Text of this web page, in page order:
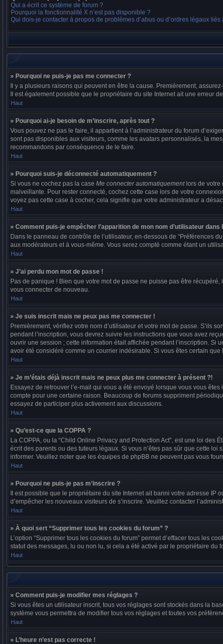
Qui a écrit ce système de forum ?
Pourquoi la fonctionnalité X n’est pas disponible ?
Qui dois-je contacter à propos de problèmes d’abus ou d’ordres légaux liés
» Pourquoi ne puis-je pas me connecter ?
Il y a plusieurs raisons qui peuvent en être la cause. Premièrement,
Il est également possible que le propriétaire du site Internet ait une erreur
Haut
» Pourquoi ai-je besoin de m’inscrire, après tout ?
Vous pouvez ne pas le faire, il appartient à l’administrateur du forum
sont pas disponibles aux visiteurs, comme les avatars personnalisés, la
recommandons par conséquence de le faire.
Haut
» Pourquoi suis-je déconnecté automatiquement ?
Si vous ne cochez pas la case Me connecter automatiquementlors de votre
malveillante. Pour rester connecté, cochez cette case lors de votre
voyez pas cette case à cocher, cela signifie que votre administrateur a
Haut
» Comment puis-je empêcher l’apparition de mon nom d’utilisateur
Dans le panneau de contrôle de l’utilisateur, en-dessous de “Préférences
aux modérateurs et à vous-même. Vous serez compté comme étant un
Haut
» J’ai perdu mon mot de passe !
Pas de panique ! Bien que votre mot de passe ne puisse pas être
vous connecter de nouveau.
Haut
» Je suis inscrit mais ne peux pas me connecter !
Premièrement, vérifiez votre nom d’utilisateur et votre mot de passe. S’ils
pendant l’inscription, vous devrez suivre les instructions que vous avez
ouvrir une session ; cette information était affichée pendant l’inscription. Si
avoir été considéré comme un courrier indésirable. Si vous êtes certain
Haut
» Je m’étais déjà inscrit mais ne peux plus me connecter à présent ?!
Essayez de retrouver l’e-mail qui vous a été envoyé lorsque vous vous
compte pour une certaine raison. Beaucoup de forums suppriment
essayez de participer plus activement aux discussions.
Haut
» Qu’est-ce que la COPPA ?
La COPPA, ou la “Child Online Privacy and Protection Act”, est une loi
écrit des parents ou des tuteurs légaux. Si vous n’êtes pas sûr que cette
informer. Veuillez noter que les équipes de phpBB ne peuvent pas vous
Haut
» Pourquoi ne puis-je pas m’inscrire ?
Il est possible que le propriétaire du site Internet ait banni votre adresse
d’empêcher les nouveaux visiteurs de s’inscrire. Veuillez contacter
Haut
» À quoi sert “Supprimer tous les cookies du forum” ?
L’option “Supprimer tous les cookies du forum” permet d’effacer tous les
statut des messages, lu ou non lu, si cela a été activé par le propriétaire
Haut
» Comment puis-je modifier mes réglages ?
Si vous êtes un utilisateur inscrit, tous vos réglages sont stockés dans la
système vous permettra de modifier tous vos réglages et toutes vos
Haut
» L’heure n’est pas correcte !